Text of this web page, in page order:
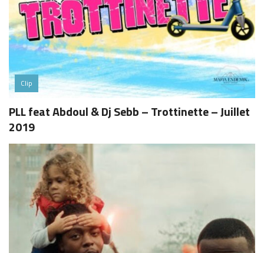
Clip
PLL feat Abdoul & Dj Sebb – Trottinette – Juillet
2019